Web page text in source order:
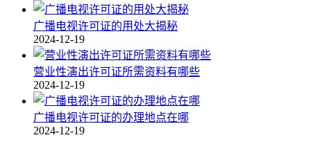
广播电视许可证的用处大揭秘
2024-12-19
营业性演出许可证所需资料有哪些
2024-12-19
广播电视许可证的办理地点在哪
2024-12-19